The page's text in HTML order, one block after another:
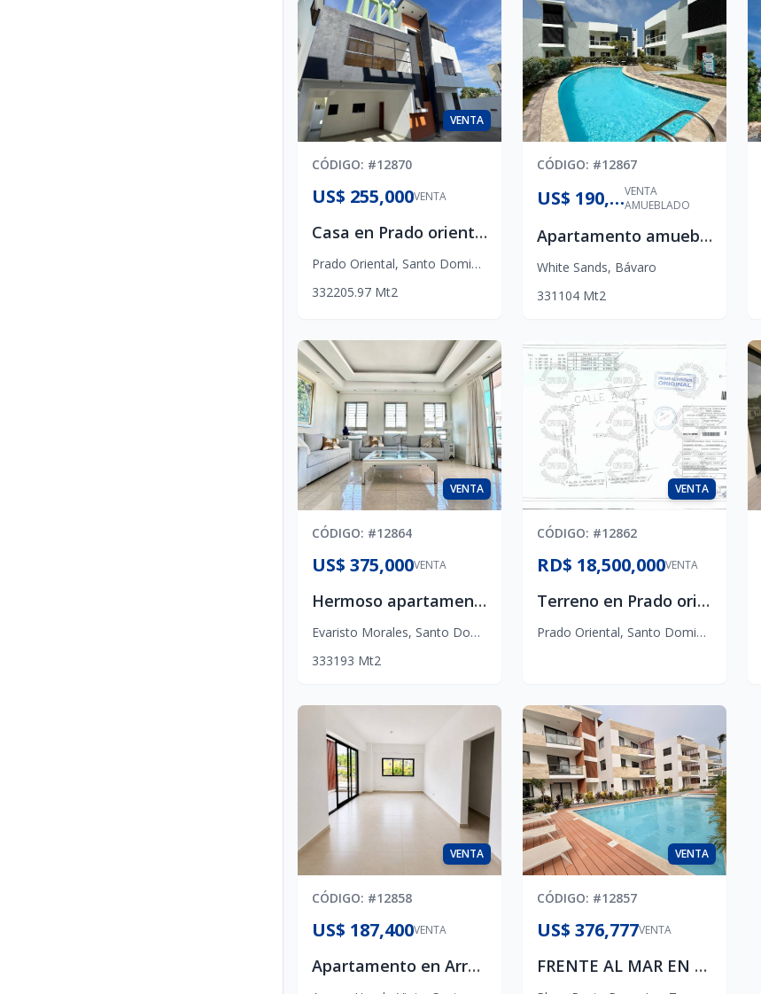
VENTA
CÓDIGO: #12870
VENTA
US$ 255,000
Casa en Prado oriental proyecto cerrado de 4 casa
Prado Oriental, Santo Domingo Este
332205.97 Mt2
CÓDIGO: #12867
VENTA
AMUEBLADO
US$ 190,000
Apartamento amueblado en white sands en venta
White Sands, Bávaro
331 104 Mt2
VENTA
CÓDIGO: #12864
VENTA
US$ 375,000
Hermoso apartamento en venta
Evaristo Morales, Santo Domingo D.N.
333193 Mt2
VENTA
CÓDIGO: #12862
VENTA
RD$ 18,500,000
Terreno en Prado oriental 750 mt2
Prado Oriental, Santo Domingo Este
VENTA
CÓDIGO: #12858
VENTA
US$ 187,400
Apartamento en Arroyo Hondo Viejo, 2 habitaciones y área social
VENTA
CÓDIGO: #12857
VENTA
US$ 376,777
FRENTE AL MAR EN LAS TERRENAS 2 HAB